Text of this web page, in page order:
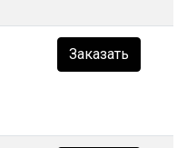
Заказать